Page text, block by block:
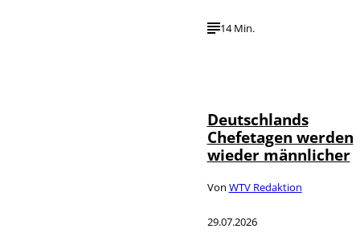
14 Min.
Deutschlands
Chefetagen werden
wieder männlicher
Von WTV Redaktion
29.07.2026